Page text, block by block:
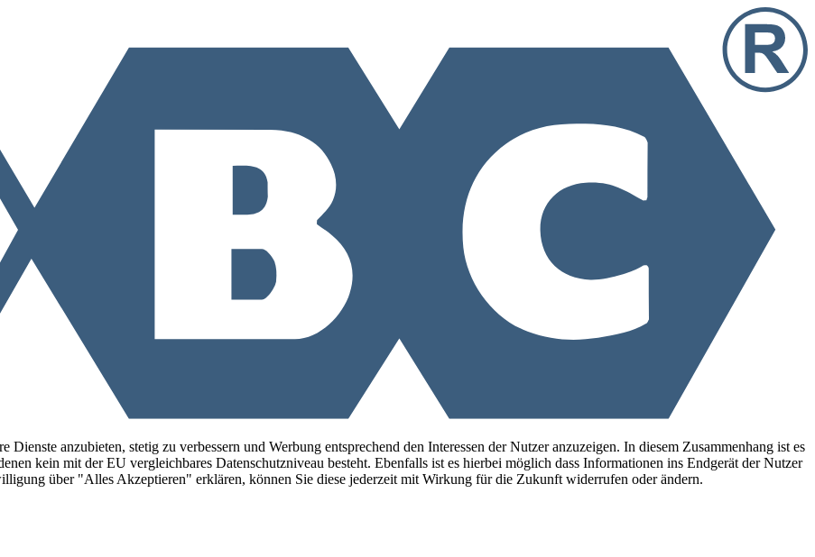
anzubieten, stetig zu verbessern und Werbung entsprechend den Interessen der Nutzer anzuzeigen. In diesem Zusammenhang ist es
kein mit der EU vergleichbares Datenschutzniveau besteht. Ebenfalls ist es hierbei möglich dass Informationen ins Endgerät der Nutzer
über "Alles Akzeptieren" erklären, können Sie diese jederzeit mit Wirkung für die Zukunft widerrufen oder ändern.